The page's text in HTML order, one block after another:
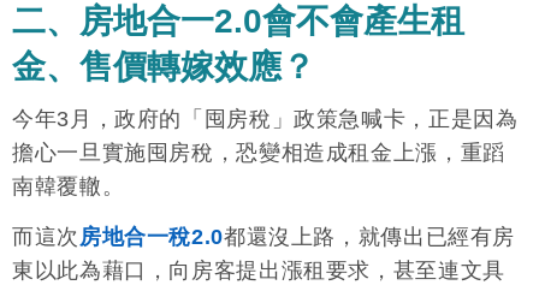
二、房地合一2.0會不會產生租
金、售價轉嫁效應？
今年3月，政府的「囤房稅」政策急喊卡，正是因為
擔心一旦實施囤房稅，恐變相造成租金上漲，重蹈
南韓覆轍。
而這次 房地合一稅2.0都還沒上路，就傳出已經有房
東以此為藉口，向房客提出漲租要求，甚至連文具